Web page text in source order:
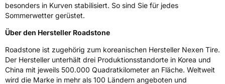
FahrzeugartPKW & SUV
Weitere Eigenschaften
Schlauchtyp TL
besonders in Kurven stabilisiert. So sind Sie für jedes
Sommerwetter gerüstet.
Über den Hersteller Roadstone
Roadstone ist zugehörig zum koreanischen Hersteller Nexen Tire.
Der Hersteller unterhält drei Produktionsstandorte in Korea und
China mit jeweils 500.000 Quadratkilometer an Fläche. Weltweit
wird die Marke in mehr als 100 Ländern angeboten und